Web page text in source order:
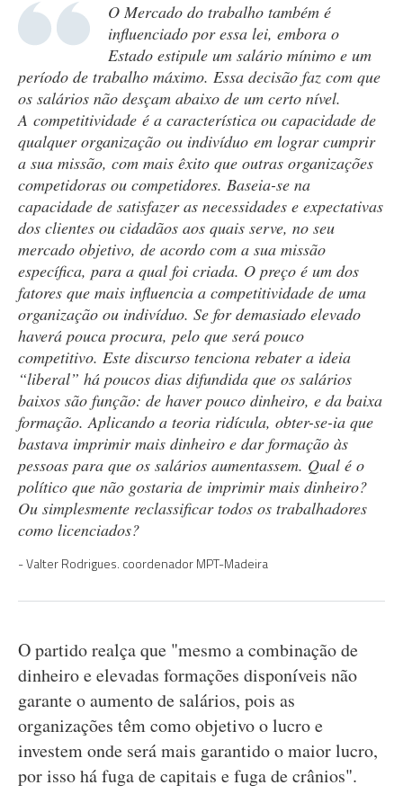
O Mercado do trabalho também é
influenciado por essa lei, embora o
Estado estipule um salário mínimo e um
período de trabalho máximo. Essa decisão faz com que
os salários não desçam abaixo de um certo nível.
A competitividade é a característica ou capacidade de
qualquer organização ou indivíduo em lograr cumprir
a sua missão, com mais êxito que outras organizações
competidoras ou competidores. Baseia-se na
capacidade de satisfazer as necessidades e expectativas
dos clientes ou cidadãos aos quais serve, no seu
mercado objetivo, de acordo com a sua missão
específica, para a qual foi criada. O preço é um dos
fatores que mais influencia a competitividade de uma
organização ou indivíduo. Se for demasiado elevado
haverá pouca procura, pelo que será pouco
competitivo. Este discurso tenciona rebater a ideia
“liberal” há poucos dias difundida que os salários
baixos são função: de haver pouco dinheiro, e da baixa
formação. Aplicando a teoria ridícula, obter-se-ia que
bastava imprimir mais dinheiro e dar formação às
pessoas para que os salários aumentassem. Qual é o
político que não gostaria de imprimir mais dinheiro?
Ou simplesmente reclassificar todos os trabalhadores
como licenciados?
Valter Rodrigues. coordenador MPT-Madeira
O partido realça que "mesmo a combinação de
dinheiro e elevadas formações disponíveis não
garante o aumento de salários, pois as
organizações têm como objetivo o lucro e
investem onde será mais garantido o maior lucro,
por isso há fuga de capitais e fuga de crânios".